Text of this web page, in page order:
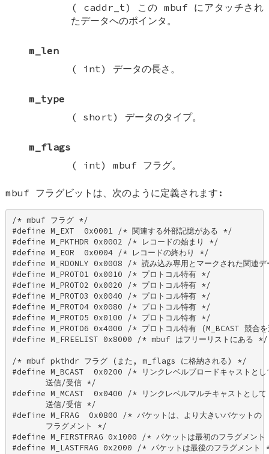
( caddr_t ) この mbuf にアタッチされ
たデータへのポインタ。
m_len
( int ) データの長さ。
m_type
( short ) データのタイプ。
m_flags
( int )mbuf フラグ。
mbuf フラグビットは、次のように定義されます:
/* mbuf フラグ */
#define M_EXT  0x0001 /* 関連する外部記憶がある */
#define M_PKTHDR 0x0002 /* レコードの始まり */
#define M_EOR  0x0004 /* レコードの終わり */
#define M_RDONLY 0x0008 /* 読み込み専用とマークされた関連
#define M_PROTO1 0x0010 /* プロトコル特有 */
#define M_PROTO2 0x0020 /* プロトコル特有 */
#define M_PROTO3 0x0040 /* プロトコル特有 */
#define M_PROTO4 0x0080 /* プロトコル特有 */
#define M_PROTO5 0x0100 /* プロトコル特有 */
#define M_PROTO6 0x4000 /* プロトコル特有 (M_BCAST 競
#define M_FREELIST 0x8000 /* mbuf はフリーリストにある
/* mbuf pkthdr フラグ (また, m_flags に格納される) */
#define M_BCAST  0x0200 /* リンクレベルブロードキャストと
       送信/受信 */
#define M_MCAST  0x0400 /* リンクレベルマルチキャストとし
       送信/受信 */
#define M_FRAG  0x0800 /* パケットは、より大きいパケットの
       フラグメント */
#define M_FIRSTFRAG 0x1000 /* パケットは最初のフラグメン
#define M_LASTFRAG 0x2000 /* パケットは最後のフラグメント